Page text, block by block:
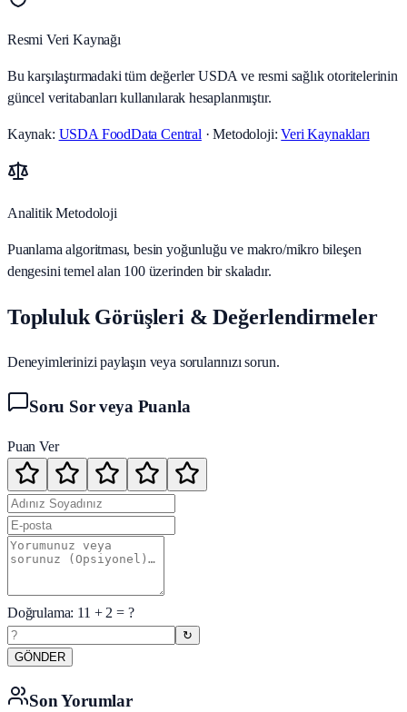
Resmi Veri Kaynağı
Bu karşılaştırmadaki tüm değerler USDA ve resmi sağlık otoritelerinin
güncel veritabanları kullanılarak hesaplanmıştır.
Kaynak: USDA FoodData Central · Metodoloji:Veri Kaynakları
Analitik Metodoloji
Puanlama algoritması, besin yoğunluğu ve makro/mikro bileşen
dengesini temel alan 100 üzerinden bir skaladır.
Topluluk Görüşleri & Değerlendirmeler
Deneyimlerinizi paylaşın veya sorularınızı sorun.
Soru Sor veya Puanla
Puan Ver
Doğrulama: 11 +2 = ?
↻
GÖNDER
Son Yorumlar